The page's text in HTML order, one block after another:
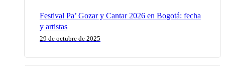
Festival Pa’ Gozar y Cantar 2026 en Bogotá: fecha
y artistas
29 de octubre de 2025